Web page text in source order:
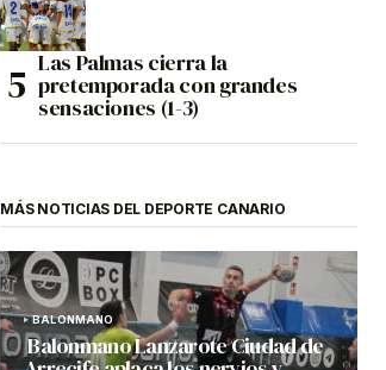
Las Palmas cierra la
pretemporada con grandes
sensaciones (1-3)
MÁS NOTICIAS DEL DEPORTE CANARIO
BALONMANO
Balonmano Lanzarote Ciudad de